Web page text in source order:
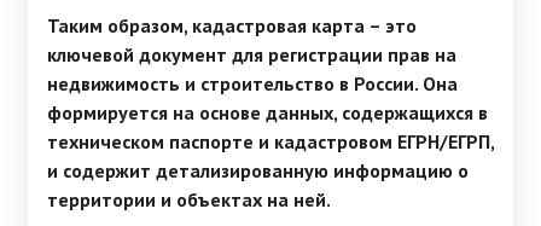
Таким образом, кадастровая карта – это
ключевой документ для регистрации прав на
недвижимость и строительство в России. Она
формируется на основе данных, содержащихся в
техническом паспорте и кадастровом ЕГРН/ЕГРП,
и содержит детализированную информацию о
территории и объектах на ней.